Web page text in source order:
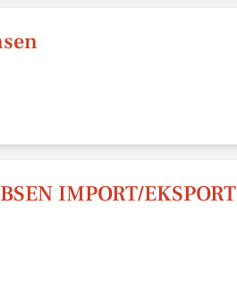
IMPORT/EKSPORT